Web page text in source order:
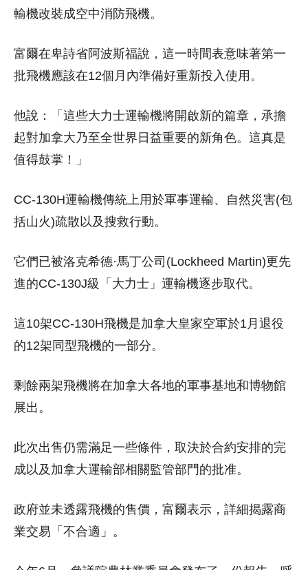
輸機改裝成空中消防飛機。
富爾在卑詩省阿波斯福說，這一時間表意味著第一
批飛機應該在12個月內準備好重新投入使用。
他說：「這些大力士運輸機將開啟新的篇章，承擔
起對加拿大乃至全世界日益重要的新角色。這真是
值得鼓掌！」
CC-130H運輸機傳統上用於軍事運輸、自然災害(包
括山火)疏散以及搜救行動。
它們已被洛克希德·馬丁公司(Lockheed Martin)更先
進的CC-130J級「大力士」運輸機逐步取代。
這10架CC-130H飛機是加拿大皇家空軍於1月退役
的12架同型飛機的一部分。
剩餘兩架飛機將在加拿大各地的軍事基地和博物館
展出。
此次出售仍需滿足一些條件，取決於合約安排的完
成以及加拿大運輸部相關監管部門的批准。
政府並未透露飛機的售價，富爾表示，詳細揭露商
業交易「不合適」。